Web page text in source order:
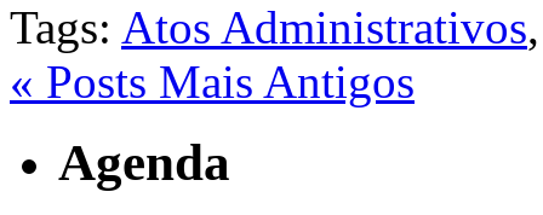
Tags: Atos Administrativos
« Posts Mais Antigos
Agenda